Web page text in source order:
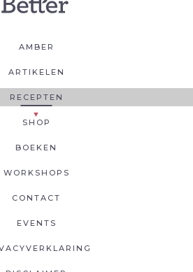
AMBER
ARTIKELEN
RECEPTEN
SHOP
BOEKEN
WORKSHOPS
CONTACT
EVENTS